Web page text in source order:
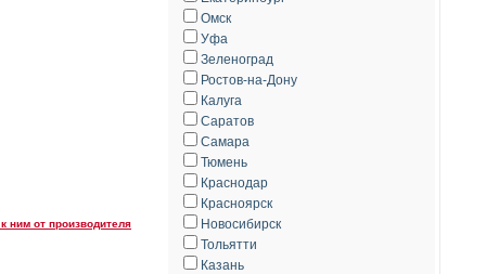
ним от производителя
Омск
Уфа
Зеленоград
Ростов-на-Дону
Калуга
Саратов
Самара
Тюмень
Краснодар
Красноярск
Новосибирск
Тольятти
Казань